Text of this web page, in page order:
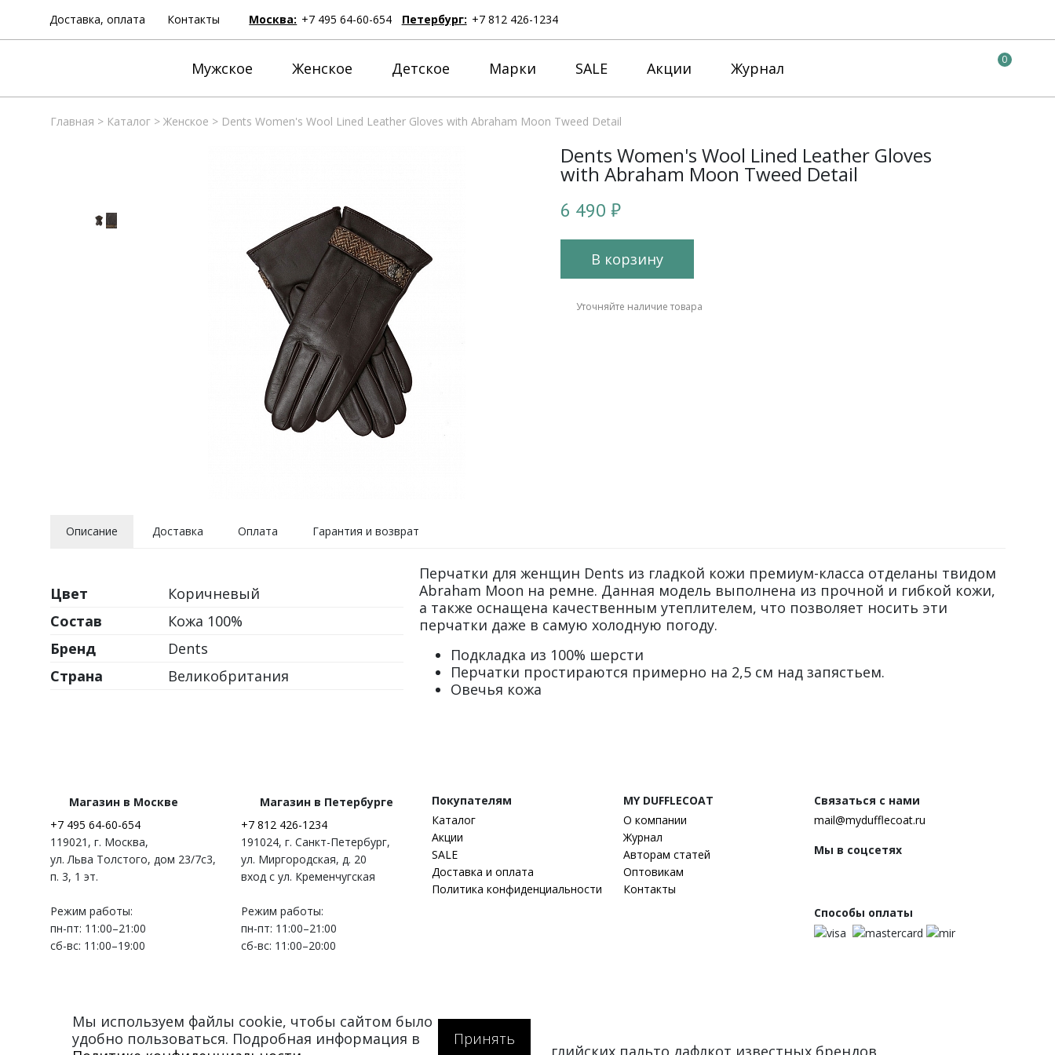
Доставка, оплата Контакты Москва: +7 495 64-60-654 Петербург: +7 812 426-1234
Мужское Женское Детское Марки SALE Акции Журнал 0
Главная > Каталог> Женское > Dents Women's Wool Lined Leather Gloves with Abraham Moon Tweed Detail
Dents Women's Wool Lined Leather Gloves
with Abraham Moon Tweed Detail
6 490 ₽
В корзину
Уточняйте наличие товара
Описание Доставка Оплата Гарантия и возврат
Цвет
Коричневый
Состав
Кожа 100%
Бренд
Dents
Страна
Великобритания
Перчатки для женщин Dents из гладкой кожи премиум-класса отделаны твидом
Abraham Moon на ремне. Данная модель выполнена из прочной и гибкой кожи,
а также оснащена качественным утеплителем, что позволяет носить эти
перчатки даже в самую холодную погоду.
Подкладка из 100% шерсти
Перчатки простираются примерно на 2,5 см над запястьем.
Овечья кожа
Магазин в Москве
+7 495 64-60-654
119021 , г. Москва,
ул. Льва Толстого, дом 23/7c3,
п. 3, 1 эт.
Режим работы:
пн-пт: 11:00–21:00
сб-вс: 11:00–19:00
Магазин в Петербурге
+7 812 426-1234
191024, г. Санкт-Петербург,
ул. Миргородская, д. 20
вход с ул. Кременчугская
Режим работы:
пн-пт: 11:00–21:00
сб-вс: 11:00–20:00
Покупателям
Каталог
Акции
SALE
Доставка и оплата
Политика конфиденциальности
MY DUFFLECOAT
О компании
Журнал
Авторам статей
Оптовикам
Контакты
Связаться с нами
mail@mydufflecoat.ru
Мы в соцсетях
Способы оплаты
© 2012–2026 Mydufflecoat.ru — интернет-магазин английских пальто дафлкот известных брендов
Мы используем файлы cookie, чтобы сайтом было
удобно пользоваться. Подробная информация в
Принять